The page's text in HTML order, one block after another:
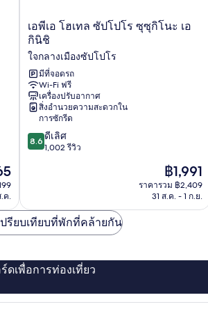
ค.
เอ
พีเอ
โฮ
เทล
ซัป
โปโร
ซุ
ซุกิ
โนะ
เอ
กินิ
ซัป
โปโร
เอพีเอ โฮเทล ซัปโปโร ซุซุกิโนะ เอ
กินิชิ
ใจกลางเมืองซัปโปโร
มีที่จอดรถ
Wi-Fi ฟรี
เครื่องปรับอากาศ
สิ่งอำนวยความสะดวกใน
การซักรีด
8.6
จาก
รีวิว
8.6 ดีเลิศ
1,002 รีวิว
ราคา
ปัจจุบัน
คือ
฿1,991
ราคารวม ฿2,409
31 ส.ค. - 1 ก.ย.
ปรียบเทียบที่พักที่คล้ายกัน
เพื่อการท่องเที่ยว